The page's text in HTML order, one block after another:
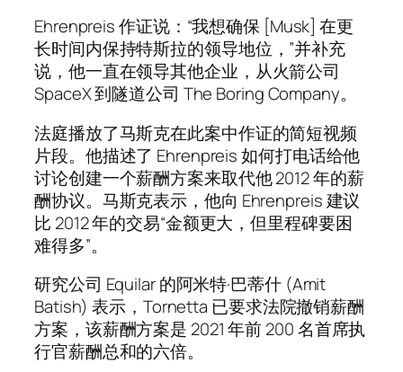
Ehrenpreis 作证说：“我想确保 [Musk] 在更
长时间内保持特斯拉的领导地位，”并补充
说，他一直在领导其他企业，从火箭公司
SpaceX 到隧道公司 The Boring Company。
法庭播放了马斯克在此案中作证的简短视频
片段。他描述了 Ehrenpreis 如何打电话给他
讨论创建一个薪酬方案来取代他 2012 年的薪
酬协议。马斯克表示，他向 Ehrenpreis 建议
比 2012 年的交易“金额更大，但里程碑要困
难得多”。
研究公司 Equilar 的阿米特·巴蒂什 (Amit
Batish) 表示，Tornetta 已要求法院撤销薪酬
方案，该薪酬方案是 2021 年前 200 名首席执
行官薪酬总和的六倍。